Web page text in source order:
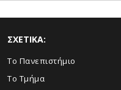
ΣΧΕΤΙΚΑ:
Το Πανεπιστήμιο
Το Τμήμα